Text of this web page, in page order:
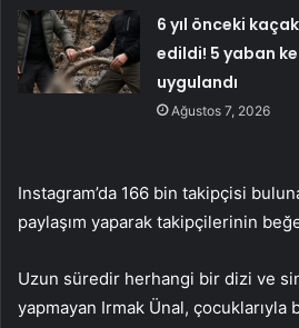
6 yıl önceki
edildi! 5 yaban
uygulandı
Ağustos 7, 2026
Instagram’da 166 bin takipçisi
paylaşım yaparak takipçilerinin
Uzun süredir herhangi bir dizi ve
yapmayan Irmak Ünal, çocuklarıyla